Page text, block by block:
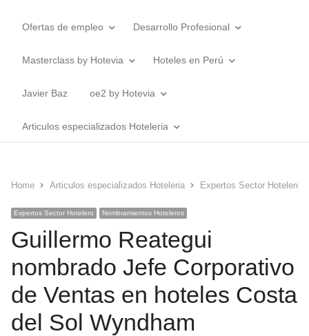
Ofertas de empleo Desarrollo Profesional
Masterclass by Hotevia Hoteles en Perú
Javier Baz oe2 by Hotevia
Articulos especializados Hoteleria
Home Articulos especializados Hoteleria Expertos Sector Hotelero
Expertos Sector Hotelero Nombramientos Hoteleros
Guillermo Reategui
nombrado Jefe Corporativo
de Ventas en hoteles Costa
del Sol Wyndham